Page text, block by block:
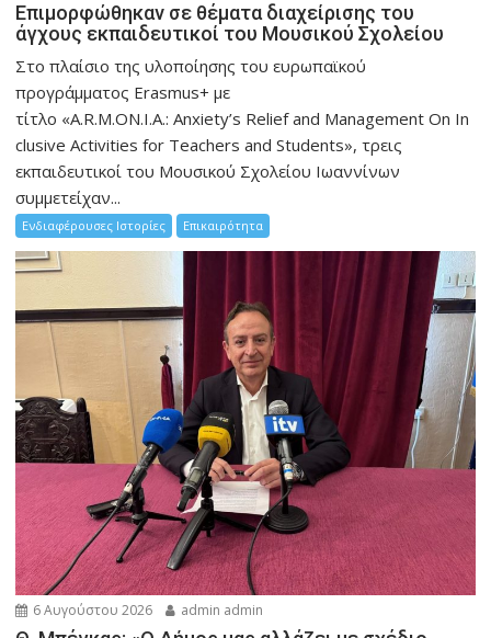
Eπιμορφώθηκαν σε θέματα διαχείρισης του
άγχους εκπαιδευτικοί του Μουσικού Σχολείου
Στο πλαίσιο της υλοποίησης του ευρωπαϊκού
προγράμματος Erasmus+ με
τίτλο «A.R.M.ON.I.A.: Anxiety’s Relief and Management On In
clusive Activities for Teachers and Students», τρεις
εκπαιδευτικοί του Μουσικού Σχολείου Ιωαννίνων
συμμετείχαν...
Ενδιαφέρουσες Ιστορίες Επικαιρότητα
6 Αυγούστου 2026 admin admin